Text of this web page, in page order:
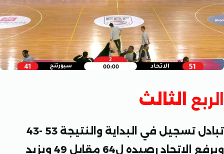
الثالث
تبادل تسجيل في البداية والنتيجة 53 -43
ويرفع الاتحاد رصيده ل64 مقابل 49 ويزيد